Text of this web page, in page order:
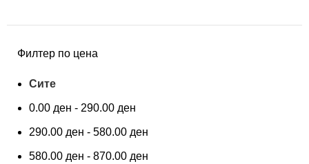
Филтер по цена
Сите
0.00 ден - 290.00 ден
290.00 ден - 580.00 ден
580.00 ден - 870.00 ден